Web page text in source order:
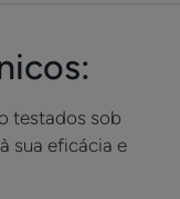
testados sob
sua eficácia e